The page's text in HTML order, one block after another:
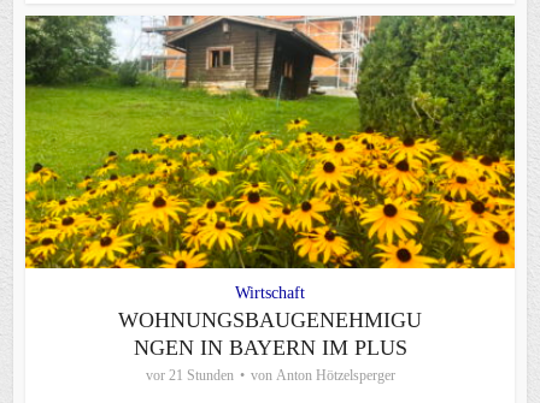
Wirtschaft
WOHNUNGSBAUGENEHMIGU
NGEN IN BAYERN IM PLUS
vor 21 Stunden von Anton Hötzelsperger